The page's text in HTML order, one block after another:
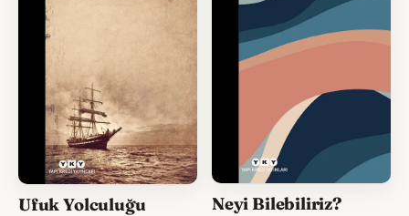
Ufuk Yolculuğu Neyi Bilebiliriz?